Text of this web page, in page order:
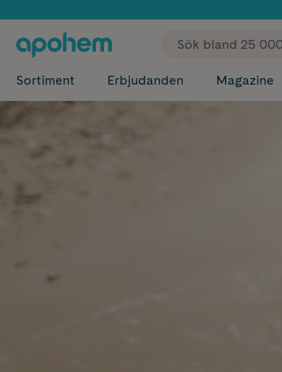
Sortiment Erbjudanden Magazine